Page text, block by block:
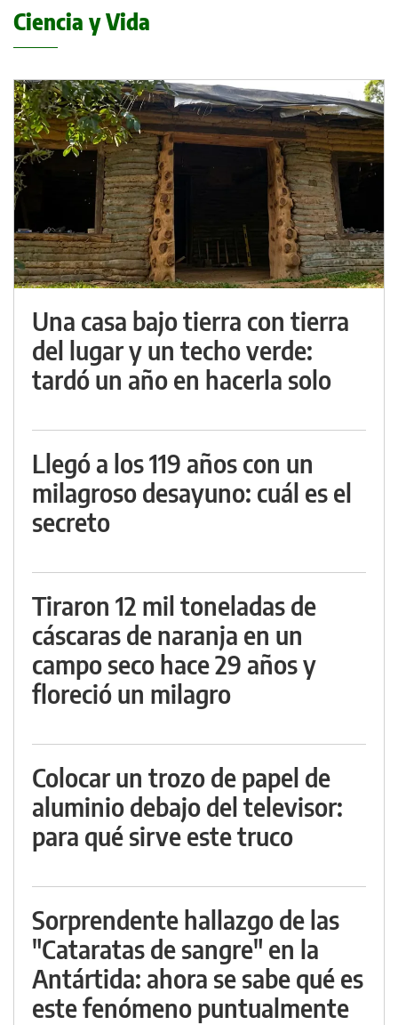
Ciencia y Vida
Una casa bajo tierra con tierra
del lugar y un techo verde:
tardó un año en hacerla solo
Llegó a los 119 años con un
milagroso desayuno: cuál es el
secreto
Tiraron 12 mil toneladas de
cáscaras de naranja en un
campo seco hace 29 años y
floreció un milagro
Colocar un trozo de papel de
aluminio debajo del televisor:
para qué sirve este truco
Sorprendente hallazgo de las
"Cataratas de sangre" en la
Antártida: ahora se sabe qué es
este fenómeno puntualmente